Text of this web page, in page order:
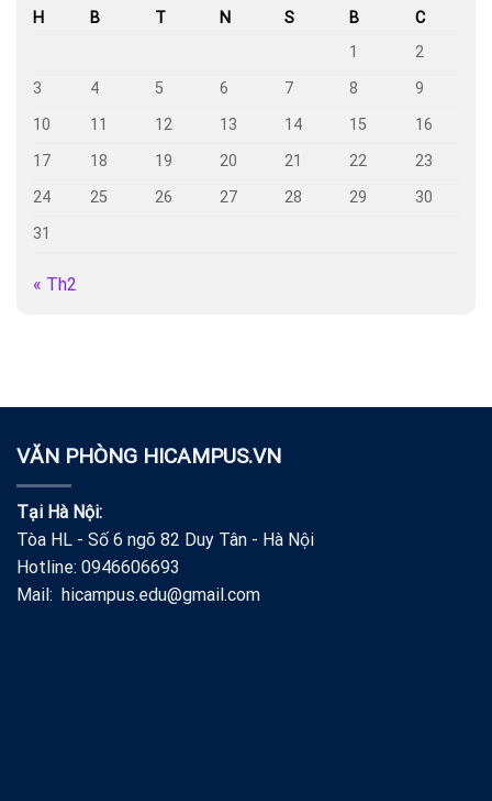
H B T N S B
C
1
2
3
4 5 6 7 8
9
10
11 12 13 14 15
16
17
18 19 20 21 22
23
24
25 26 27 28 29
30
31
« Th2
VĂN PHÒNG HICAMPUS.VN
Tại Hà Nội:
Tòa HL - Số 6 ngõ 82 Duy Tân - Hà Nội
Hotline: 0946606693
Mail: hicampus.edu@gmail.com